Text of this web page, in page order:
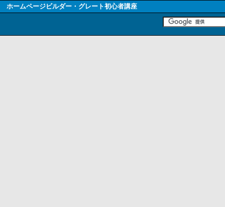
ホームページビルダー・グレート初心者講座